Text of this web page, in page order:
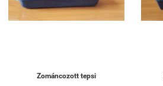
Zománcozott tepsi